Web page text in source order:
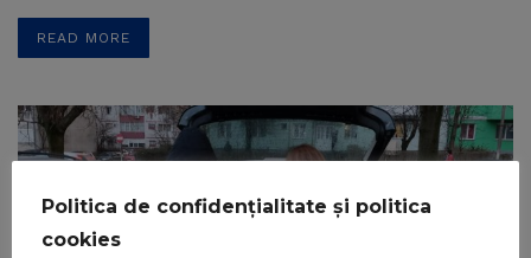
READ MORE
Politica de confidențialitate și politica
cookies